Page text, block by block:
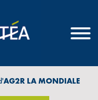
AG2R LA MONDIALE